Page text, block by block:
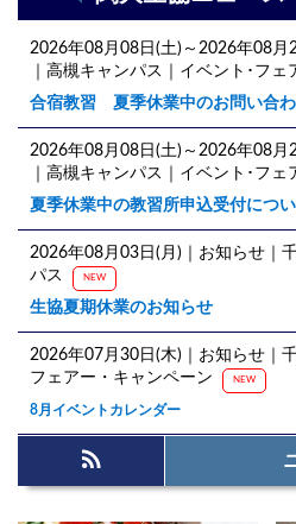
2026年08月08日(土)～2026年08月
｜高槻キャンパス｜イベント･フ
合宿教習 夏季休業中のお問い合
2026年08月08日(土)～2026年08月
｜高槻キャンパス｜イベント･フ
夏季休業中の教習所申込受付につ
2026年08月03日(月)｜お知らせ｜
パス
NEW
生協夏期休業のお知らせ
2026年07月30日(木)｜お知らせ｜
フェアー・キャンペーン
NEW
8月イベントカレンダー
2026年07月28日(火)｜お知らせ｜
2026年8月管理栄養士のバランス弁当献
rss_feed